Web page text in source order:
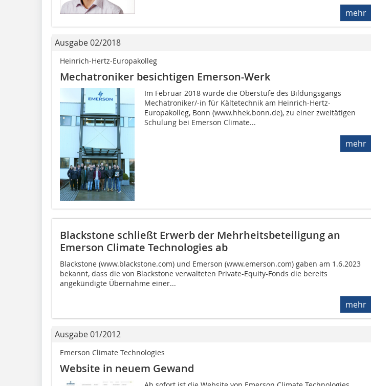
mehr
Ausgabe 02/2018
Heinrich-Hertz-Europakolleg
Mechatroniker besichtigen Emerson-Werk
Im Februar 2018 wurde die Oberstufe des Bildungsgangs
Mechatroniker/-in für Kältetechnik am Heinrich-Hertz-
Europakolleg, Bonn (www.hhek.bonn.de), zu einer zweitätigen
Schulung bei Emerson Climate...
mehr
Blackstone schließt Erwerb der Mehrheitsbeteiligung an
Emerson Climate Technologies ab
Blackstone (www.blackstone.com) und Emerson (www.emerson.com) gaben am 1.6.2023
bekannt, dass die von Blackstone verwalteten Private-Equity-Fonds die bereits
angekündigte Übernahme einer...
mehr
Ausgabe 01/2012
Emerson Climate Technologies
Website in neuem Gewand